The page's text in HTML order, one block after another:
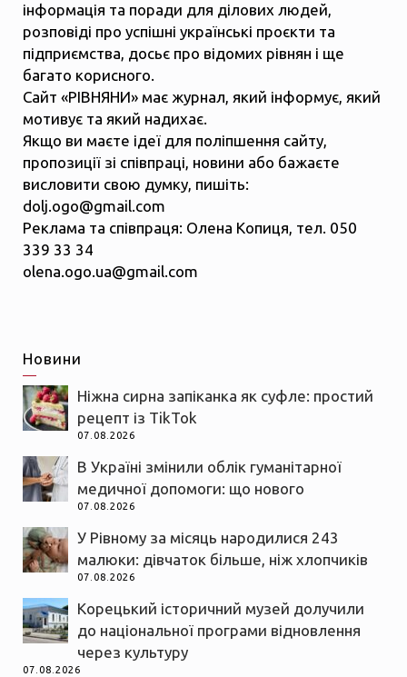
інформація та поради для ділових людей,
розповіді про успішні українські проєкти та
підприємства, досьє про відомих рівнян і ще
багато корисного.
Сайт «РІВНЯНИ» має журнал, який інформує, який
мотивує та який надихає.
Якщо ви маєте ідеї для поліпшення сайту,
пропозиції зі співпраці, новини або бажаєте
висловити свою думку, пишіть:
dolj.ogo@gmail.com
Реклама та співпраця: Олена Копиця, тел. 050
339 33 34
olena.ogo.ua@gmail.com
Новини
Ніжна сирна запіканка як суфле: простий
рецепт із TikTok
07.08.2026
В Україні змінили облік гуманітарної
медичної допомоги: що нового
07.08.2026
У Рівному за місяць народилися 243
малюки: дівчаток більше, ніж хлопчиків
07.08.2026
Корецький історичний музей долучили
до національної програми відновлення
через культуру
07.08.2026